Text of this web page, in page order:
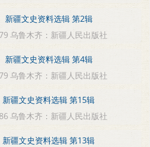
新疆文史资料选辑 第2辑
乌鲁木齐：新疆人民出版社
新疆文史资料选辑 第4辑
乌鲁木齐：新疆人民出版社
新疆文史资料选辑 第15辑
乌鲁木齐：新疆人民出版社
新疆文史资料选辑 第13辑